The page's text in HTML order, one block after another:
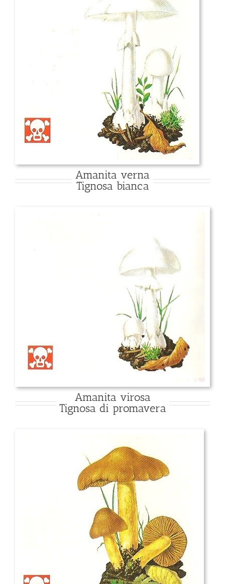
Amanita verna
Tignosa bianca
Amanita virosa
Tignosa di promavera